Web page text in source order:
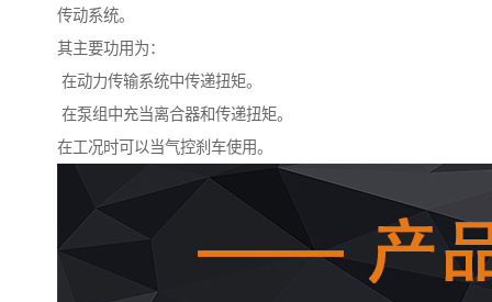
传动系统。
其主要功用为：
在动力传输系统中传递扭矩。
在泵组中充当离合器和传递扭矩。
在工况时可以当气控刹车使用。